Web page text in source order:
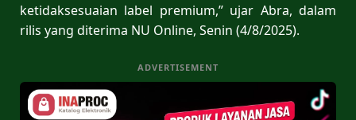
ketidaksesuaian label premium,” ujar Abra, dalam
rilis yang diterima NU Online, Senin (4/8/2025).
ADVERTISEMENT